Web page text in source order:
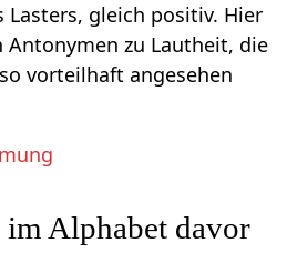
Lasters, gleich positiv. Hier
Antonymen zu Lautheit, die
vorteilhaft angesehen
im Alphabet davor